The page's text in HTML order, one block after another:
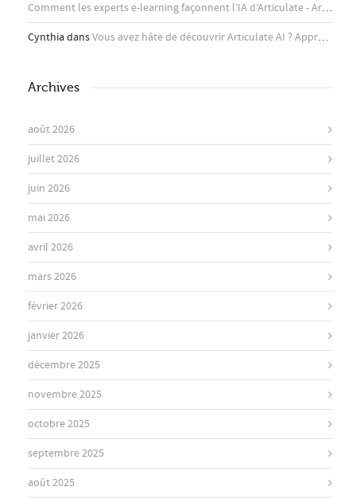
Comment les experts e-learning façonnent l’IA d’Articulate - Articulate
CynthiadansVous avez hâte de découvrir Articulate AI ? Apprenez-en plus ici !
Archives
août 2026
juillet 2026
juin 2026
mai 2026
avril 2026
mars 2026
février 2026
janvier 2026
décembre 2025
novembre 2025
octobre 2025
septembre 2025
août 2025